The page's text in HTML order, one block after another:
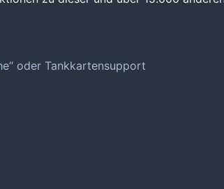
oder Tankkartensupport